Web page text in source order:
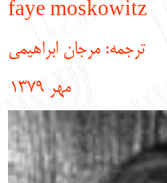
انتقادات و پیشنهادات
עברית
faye moskowitz
ترجمه: مرجان ابراهیمی
مهر 1379